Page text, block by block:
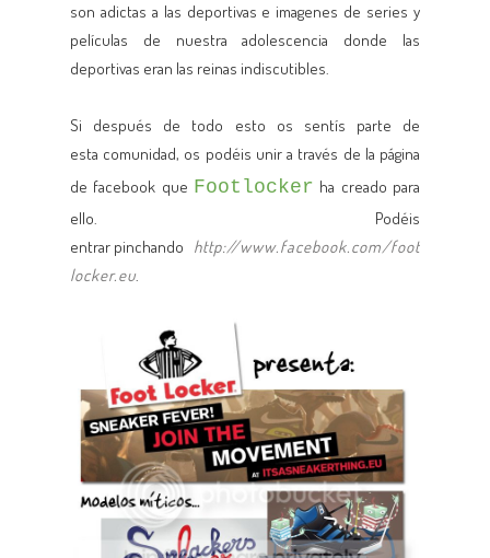
son adictas a las deportivas e imagenes de series y
películas de nuestra adolescencia donde las
deportivas eran las reinas indiscutibles.
Si después de todo esto os sentís parte de
esta comunidad, os podéis unir a través de la página
de facebook que Footlocker ha creado para
ello. Podéis
entrar pinchando http://www.facebook.com/foot
locker.eu.